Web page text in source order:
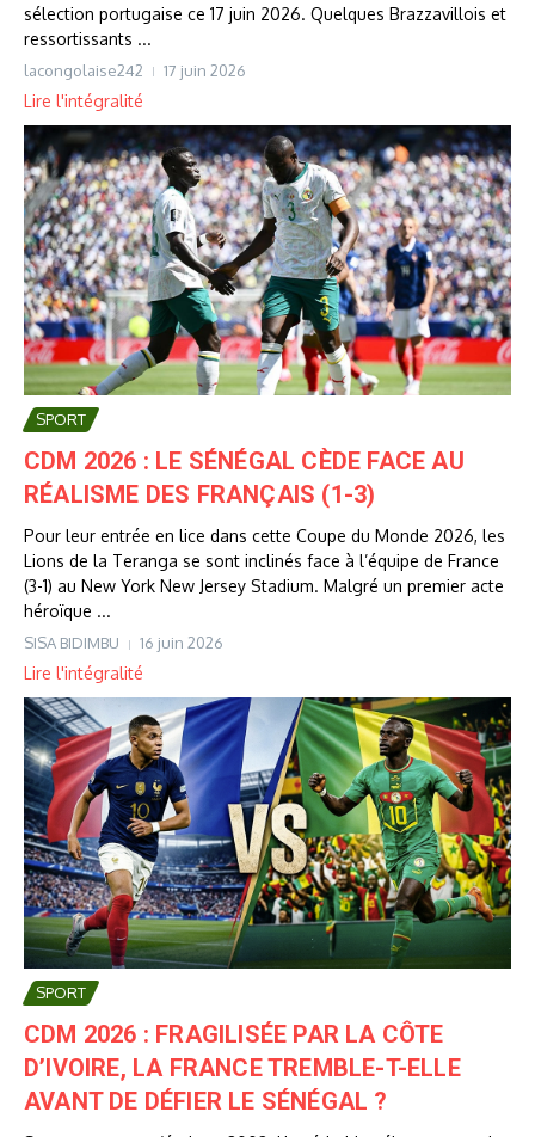
sélection portugaise ce 17 juin 2026. Quelques Brazzavillois et
ressortissants ...
lacongolaise242 17 juin 2026
Lire l'intégralité
SPORT
CDM 2026 : LE SÉNÉGAL CÈDE FACE AU
RÉALISME DES FRANÇAIS (1-3)
Pour leur entrée en lice dans cette Coupe du Monde 2026, les
Lions de la Teranga se sont inclinés face à l’équipe de France
(3-1) au New York New Jersey Stadium. Malgré un premier acte
héroïque ...
SISA BIDIMBU 16 juin 2026
Lire l'intégralité
SPORT
CDM 2026 : FRAGILISÉE PAR LA CÔTE
D’IVOIRE, LA FRANCE TREMBLE-T-ELLE
AVANT DE DÉFIER LE SÉNÉGAL ?